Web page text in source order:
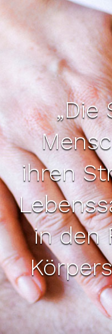
„Die
ihren
in den